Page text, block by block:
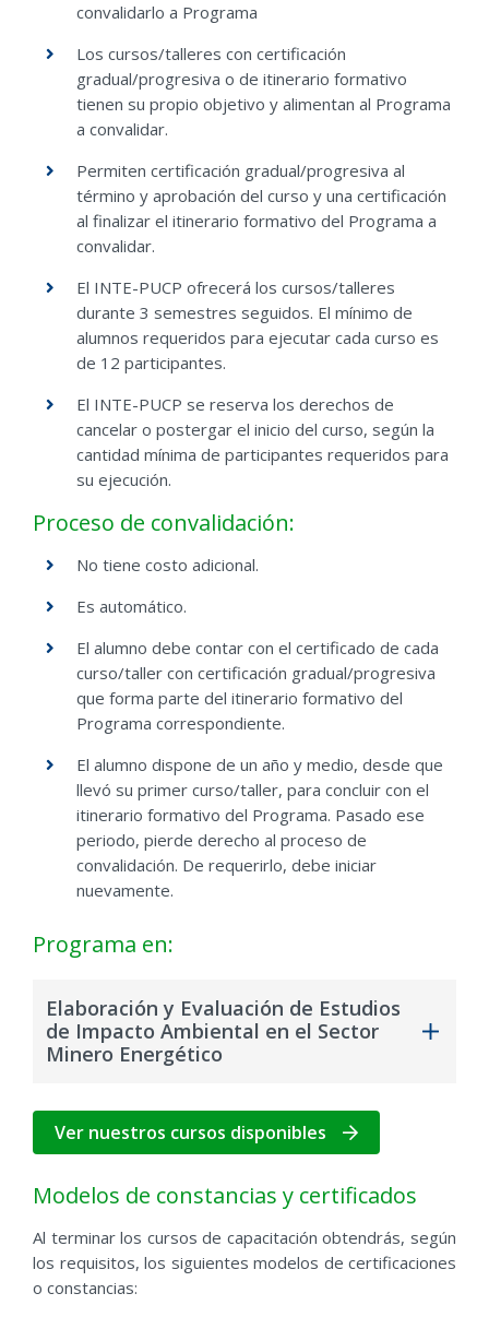
convalidarlo a Programa
Los cursos/talleres con certificación
gradual/progresiva o de itinerario formativo
tienen su propio objetivo y alimentan al Programa
a convalidar.
Permiten certificación gradual/progresiva al
término y aprobación del curso y una certificación
al finalizar el itinerario formativo del Programa a
convalidar.
El INTE-PUCP ofrecerá los cursos/talleres
durante 3 semestres seguidos. El mínimo de
alumnos requeridos para ejecutar cada curso es
de 12 participantes.
El INTE-PUCP se reserva los derechos de
cancelar o postergar el inicio del curso, según la
cantidad mínima de participantes requeridos para
su ejecución.
Proceso de convalidación:
No tiene costo adicional.
Es automático.
El alumno debe contar con el certificado de cada
curso/taller con certificación gradual/progresiva
que forma parte del itinerario formativo del
Programa correspondiente.
El alumno dispone de un año y medio, desde que
llevó su primer curso/taller, para concluir con el
itinerario formativo del Programa. Pasado ese
periodo, pierde derecho al proceso de
convalidación. De requerirlo, debe iniciar
nuevamente.
Programa en:
Elaboración y Evaluación de Estudios
de Impacto Ambiental en el Sector
Minero Energético
Fiscalización Ambiental en el Sector Minero
Energético
Curso de Capacitación en Instrumentos de
Gestión Ambiental y Participación Ciudadana
en Sector Minero Energético
Curso de Capacitación en Evaluación de
Ver nuestros cursos disponibles
Modelos de constancias y certificados
Al terminar los cursos de capacitación obtendrás, según
los requisitos, los siguientes modelos de certificaciones
o constancias: